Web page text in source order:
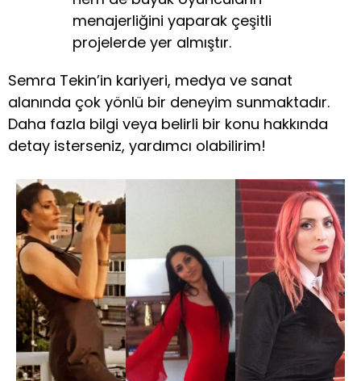
menajerliğini yaparak çeşitli
projelerde yer almıştır.
Semra Tekin’in kariyeri, medya ve sanat
alanında çok yönlü bir deneyim sunmaktadır.
Daha fazla bilgi veya belirli bir konu hakkında
detay isterseniz, yardımcı olabilirim!